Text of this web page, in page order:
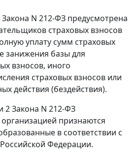
Закона N 212-ФЗ предусмотрена
страховых взносов
уплату сумм страховых
занижения базы для
взносов, иного
страховых взносов или
действия (бездействия).
2Закона N 212-ФЗ
признаются
в соответствии с
Федерации.